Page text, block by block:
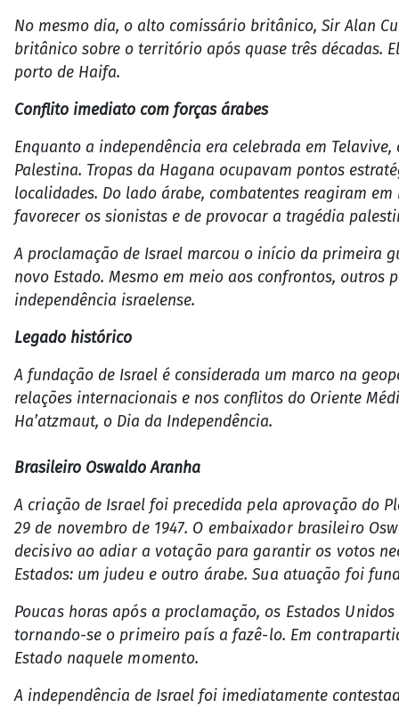
No mesmo dia, o alto comissário britânico, Sir Alan
britânico sobre o território após quase três décadas.
porto de Haifa.
Conflito imediato com forças árabes
Enquanto a independência era celebrada em
Palestina. Tropas da Hagana ocupavam pontos
localidades. Do lado árabe, combatentes reagiram
favorecer os sionistas e de provocar a tragédia
A proclamação de Israel marcou o início da primeira
novo Estado. Mesmo em meio aos confrontos, outros
independência israelense.
Legado histórico
A fundação de Israel é considerada um marco na
relações internacionais e nos conflitos do Oriente
Ha’atzmaut, o Dia da Independência.
Brasileiro Oswaldo Aranha
A criação de Israel foi precedida pela aprovação do
29 de novembro de 1947. O embaixador brasileiro
decisivo ao adiar a votação para garantir os votos
Estados: um judeu e outro árabe. Sua atuação foi
Poucas horas após a proclamação, os Estados
tornando-se o primeiro país a fazê-lo. Em
Estado naquele momento.
A independência de Israel foi imediatamente